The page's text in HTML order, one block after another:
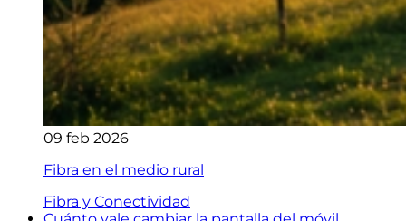
09 feb 2026
Fibra en el medio rural
Fibra y Conectividad